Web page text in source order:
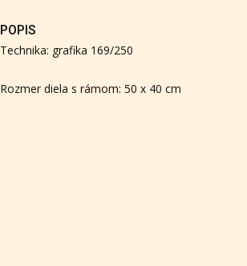
POPIS
Technika: grafika 169/250
Rozmer diela s rámom: 50 x 40 cm